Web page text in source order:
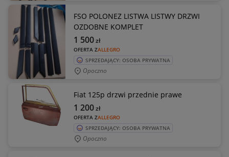
FSO POLONEZ LISTWA LISTWY DRZWI
OZDOBNE KOMPLET
OFERTA ZALLEGRO
1 500zł
SPRZEDAJĄCY: OSOBA PRYWATNA
Opoczno
Fiat 125p drzwi przednie prawe
OFERTA ZALLEGRO
1 200zł
SPRZEDAJĄCY: OSOBA PRYWATNA
Opoczno